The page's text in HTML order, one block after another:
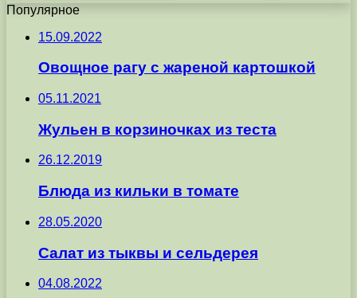
Популярное
15.09.2022
Овощное рагу с жареной картошкой
05.11.2021
Жульен в корзиночках из теста
26.12.2019
Блюда из кильки в томате
28.05.2020
Салат из тыквы и сельдерея
04.08.2022